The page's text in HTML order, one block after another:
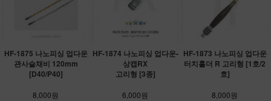
HF-1875 나노피싱 업다운
관사슬채비 120mm
[D40/P40]
8,000원
HF-1874 나노피싱 업다운-
상캡RX
고리형 [3종]
6,000원
HF-1873 나노피싱 업다운
터치홀더 R 고리형 [1호/2
호]
8,000원